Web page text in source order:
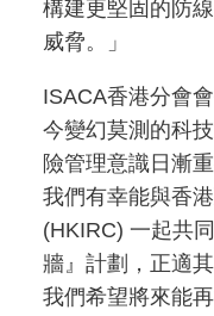
構建更堅固的防
威脅。」
ISACA香港分會
今變幻莫測的科
險管理意識日漸
我們有幸能與香
(HKIRC) 一起共
牆』計劃，正適
我們希望將來能